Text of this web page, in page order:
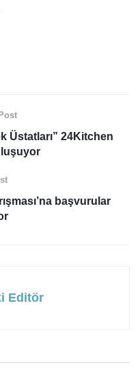
Üstatları” 24Kitchen
başvurular
Editör